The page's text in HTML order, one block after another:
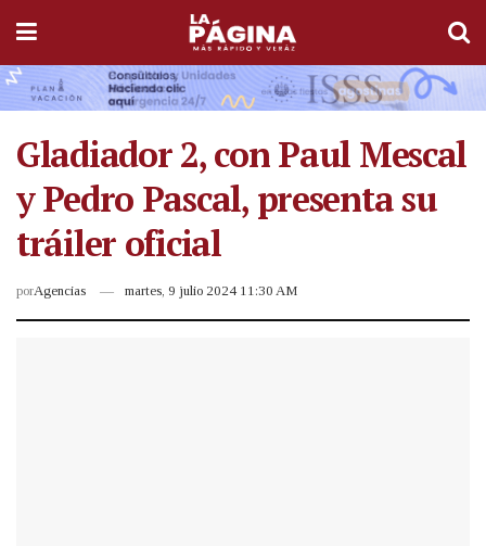
Gladiador 2, con Paul Mescal
y Pedro Pascal, presenta su
tráiler oficial
porAgencias martes, 9 julio 2024 11:30 AM